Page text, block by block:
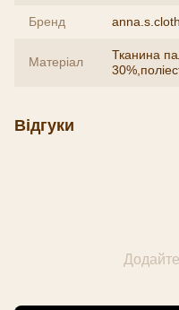
Бренд
Матеріал
Тканина
Відгуки